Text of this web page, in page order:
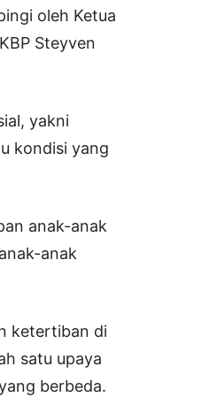
oleh Ketua
Steyven
yakni
kondisi yang
anak-anak
anak
ketertiban di
satu upaya
berbeda.